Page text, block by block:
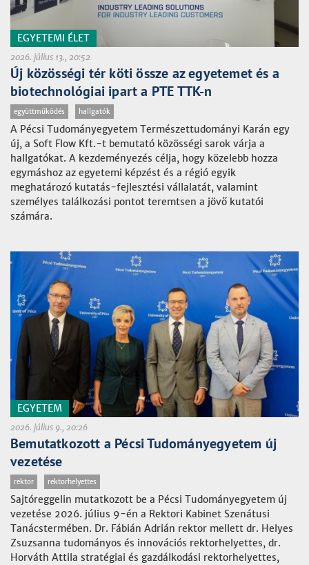
EGYETEMI ÉLET
2026. július 13., 20:52
Új közösségi tér köti össze az egyetemet és a
biotechnológiai ipart a PTE TTK-n
együttműködés hallgatók
A Pécsi Tudományegyetem Természettudományi Karán egy
új, a Soft Flow Kft.-t bemutató közösségi sarok várja a
hallgatókat. A kezdeményezés célja, hogy közelebb hozza
egymáshoz az egyetemi képzést és a régió egyik
meghatározó kutatás-fejlesztési vállalatát, valamint
személyes találkozási pontot teremtsen a jövő kutatói
számára.
EGYETEM
2026. július 9., 20:26
Bemutatkozott a Pécsi Tudományegyetem új
vezetése
rektor rektorhelyettes
Sajtóreggelin mutatkozott be a Pécsi Tudományegyetem új
vezetése 2026. július 9-én a Rektori Kabinet Szenátusi
Tanácstermében. Dr. Fábián Adrián rektor mellett dr. Helyes
Zsuzsanna tudományos és innovációs rektorhelyettes, dr.
Horváth Attila stratégiai és gazdálkodási rektorhelyettes,